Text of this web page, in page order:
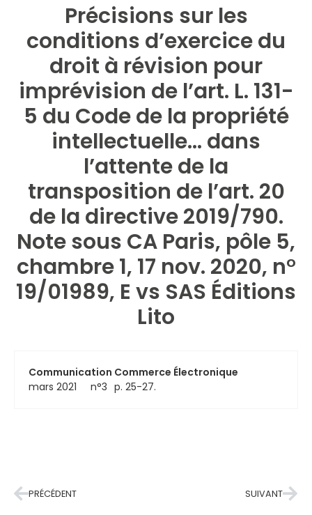
Précisions sur les
conditions d’exercice du
droit à révision pour
imprévision de l’art. L. 131-
5 du Code de la propriété
intellectuelle… dans
l’attente de la
transposition de l’art. 20
de la directive 2019/790.
Note sous CA Paris, pôle 5,
chambre 1, 17 nov. 2020, n°
19/01989, E vs SAS Éditions
Lito
Communication Commerce Électronique
mars 2021
n°3 p. 25-27.
PRÉCÉDENT SUIVANT